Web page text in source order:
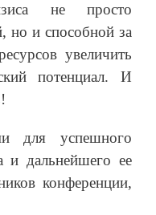
не просто
но и способной за
увеличить
потенциал. И
для успешного
и дальнейшего ее
конференции,